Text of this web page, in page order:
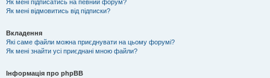
Як мені підписатись на певний форум?
Як мені відмовитись від підписки?
Вкладення
Які саме файли можна приєднувати на цьому форумі?
Як мені знайти усі приєднані мною файли?
Інформація про phpBB